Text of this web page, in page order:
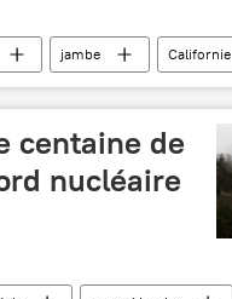
jambe
Californie
insolite
centaine de
nucléaire